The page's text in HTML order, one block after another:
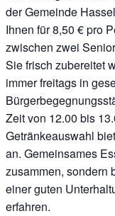
der Gemeinde
Ihnen für 8,50 € pro
zwischen zwei
Sie frisch zubereitet
immer freitags in
Zeit von 12.00 bis
Getränkeauswahl
an. Gemeinsames
zusammen, sondern
einer guten
erfahren.